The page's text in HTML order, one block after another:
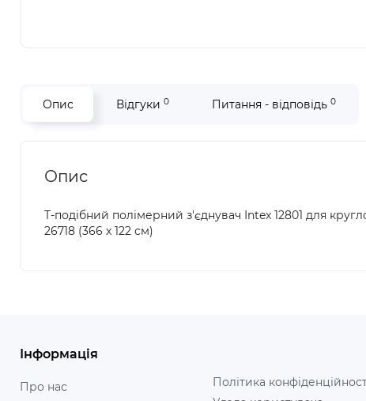
Опис Відгуки 0 Питання - відповідь 0
Опис
T-подібний полімерний з'єднувач Intex 12801 для
26718 (366 х 122 см)
Інформація
Про нас
Політика